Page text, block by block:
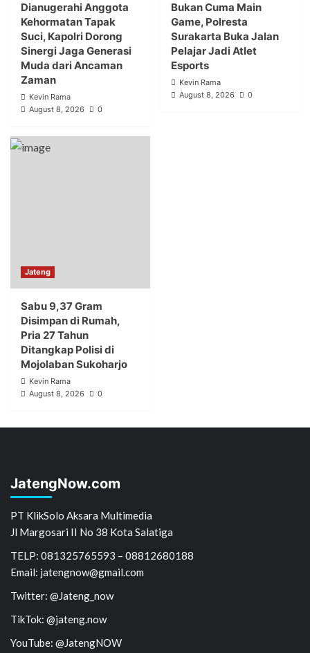
Dianugerahi Anggota
Kehormatan Tapak
Suci, Kapolri Dorong
Sinergi Jaga Generasi
Muda dari Ancaman
Zaman
Kevin Rama
August 8, 2026
0
Bukan Cuma Main
Game, Polresta
Surakarta Buka Jalan
Pelajar Jadi Atlet
Esports
Kevin Rama
August 8, 2026
0
Jateng
Sabu 9,37 Gram
Disimpan di Rumah,
Pria 27 Tahun
Ditangkap Polisi di
Mojolaban Sukoharjo
Kevin Rama
August 8, 2026
0
JatengNow.com
PT KlikSolo Aksara Multimedia
Jl Margosari II No 38 Kota Salatiga
TELP: 081325765593 – 08812680188
Email: jatengnow@gmail.com
Twitter: @Jateng_now
TikTok: @jateng.now
YouTube: @JatengNOW